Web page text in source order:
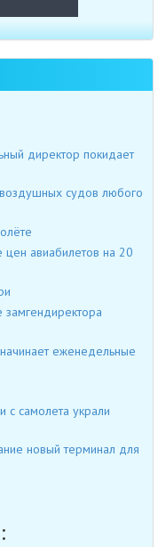
директор покидает
судов любого
цен авиабилетов на 20
еженедельные
самолета украли
новый терминал для